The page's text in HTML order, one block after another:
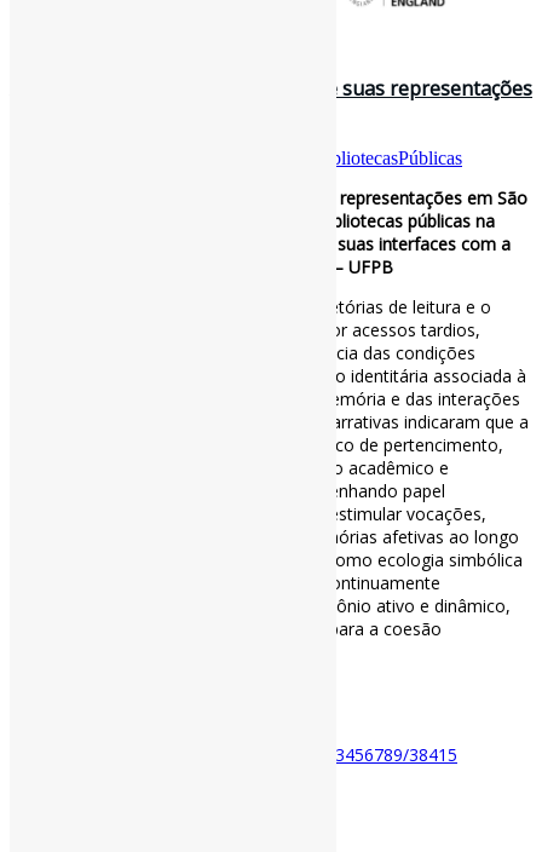
A biblioteca pública Benedito Leite e suas representações
BibliotecasPúblicas
A biblioteca pública Benedito Leite e suas representações em São
Luís, MA: as tecituras interculturais das bibliotecas públicas na
composição de referenciais identitários e suas interfaces com a
memória e o patrimônio cultural / PPGCI – UFPB
Os resultados demonstraram que as trajetórias de leitura e o
vínculo com a biblioteca são marcados por acessos tardios,
experiências fragmentadas e forte influência das condições
socioculturais, revelando que a construção identitária associada à
leitura é inseparável dos processos de memória e das interações
com os espaços culturais da cidade. As narrativas indicaram que a
BPBL é percebida como território simbólico de pertencimento,
iniciação cultural, refúgio intelectual, apoio acadêmico e
democratização da informação, desempenhando papel
estruturante nas trajetórias pessoais ao estimular vocações,
favorecer a criatividade e consolidar memórias afetivas ao longo
da vida. (…) Conclui-se que a BPBL atua como ecologia simbólica
viva, na qual memória e identidade são continuamente
negociadas, constituindo-se como patrimônio ativo e dinâmico,
decisivo para a formação dos sujeitos e para a coesão
https://repositorio.ufpb.br/jspui/handle/123456789/38415